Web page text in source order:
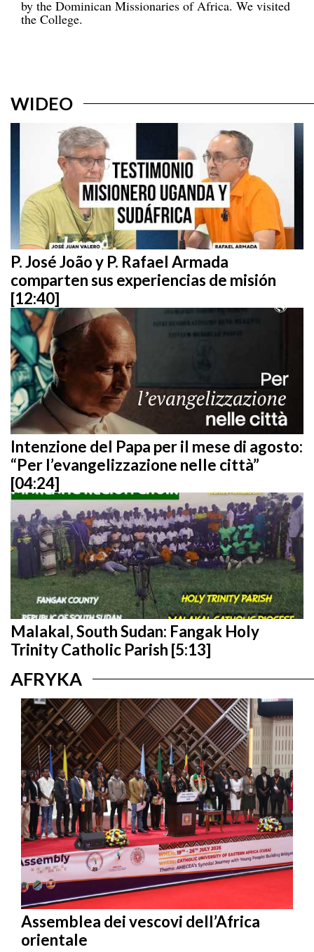
by the Dominican Missionaries of Africa. We visited
the College.
WIDEO
P. José João y P. Rafael Armada
comparten sus experiencias de misión
[12:40]
Intenzione del Papa per il mese di agosto:
“Per l’evangelizzazione nelle città”
[04:24]
Malakal, South Sudan: Fangak Holy
Trinity Catholic Parish [5:13]
AFRYKA
Assemblea dei vescovi dell’Africa
orientale